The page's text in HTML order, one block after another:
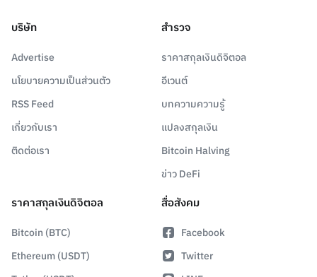
บริษัท
Advertise
นโยบายความเป็นส่วนตัว
RSS Feed
เกี่ยวกับเรา
ติดต่อเรา
สำรวจ
ราคาสกุลเงินดิจิตอล
อีเวนต์
บทความความรู้
แปลงสกุลเงิน
Bitcoin Halving
ข่าว DeFi
ราคาสกุลเงินดิจิตอล
Bitcoin (BTC)
Ethereum (USDT)
สื่อสังคม
Facebook
Twitter